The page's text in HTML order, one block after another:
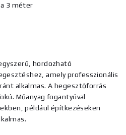
3 méter
hordozható
amely professzionális
alkalmas. A hegesztőforrás
Műanyag fogantyúval
például építkezéseken